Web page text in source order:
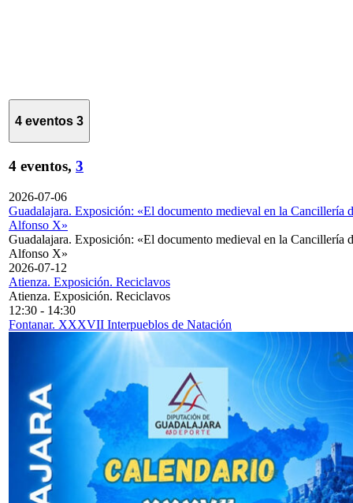
4 eventos 3
4 eventos, 3
2026-07-06
Guadalajara. Exposición: «El documento medieval en la Cancillería
Alfonso X»
Guadalajara. Exposición: «El documento medieval en la Cancillería
Alfonso X»
2026-07-12
Atienza. Exposición. Reciclavos
Atienza. Exposición. Reciclavos
12:30 - 14:30
Fontanar. XXXVII Interpueblos de Natación